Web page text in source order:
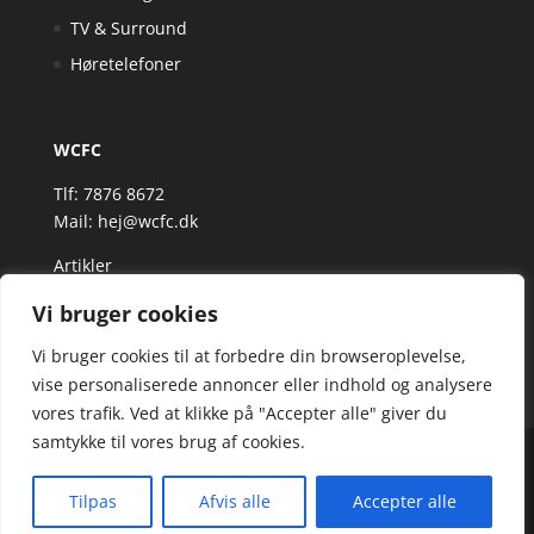
Vi bruger cookies
Vi bruger cookies til at forbedre din browseroplevelse,
vise personaliserede annoncer eller indhold og analysere
vores trafik. Ved at klikke på "Accepter alle" giver du
samtykke til vores brug af cookies.
Tilpas Afvis alle Accepter alle
TV & Surround
Høretelefoner
WCFC
Tlf: 7876 8672
Mail: hej@wcfc.dk
Artikler
spændende varer. Siden er et affiiliatesite, og nogle
links kan være affiliatelinks.